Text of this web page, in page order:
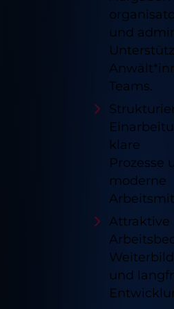
und
Teams.
klare
Prozesse
moderne
Attraktive
und